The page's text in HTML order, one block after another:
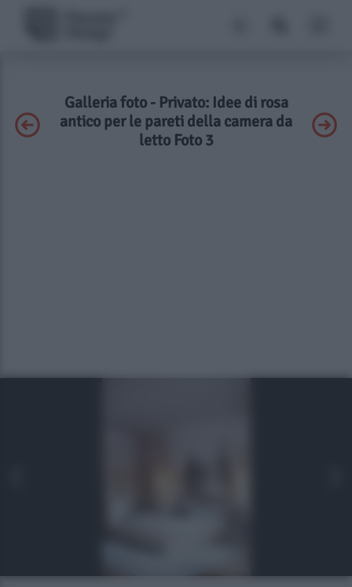
Galleria foto - Privato: Idee di rosa
antico per le pareti della camera da
letto Foto 3